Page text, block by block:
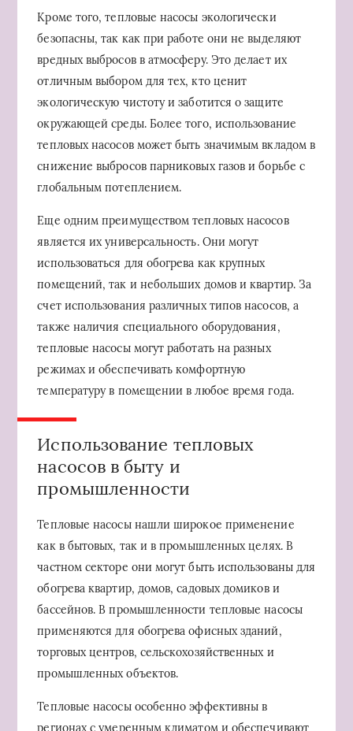
Кроме того, тепловые насосы экологически
безопасны, так как при работе они не выделяют
вредных выбросов в атмосферу. Это делает их
отличным выбором для тех, кто ценит
экологическую чистоту и заботится о защите
окружающей среды. Более того, использование
тепловых насосов может быть значимым вкладом в
снижение выбросов парниковых газов и борьбе с
глобальным потеплением.
Еще одним преимуществом тепловых насосов
является их универсальность. Они могут
использоваться для обогрева как крупных
помещений, так и небольших домов и квартир. За
счет использования различных типов насосов, а
также наличия специального оборудования,
тепловые насосы могут работать на разных
режимах и обеспечивать комфортную
температуру в помещении в любое время года.
Использование тепловых
насосов в быту и
промышленности
Тепловые насосы нашли широкое применение
как в бытовых, так и в промышленных целях. В
частном секторе они могут быть использованы для
обогрева квартир, домов, садовых домиков и
бассейнов. В промышленности тепловые насосы
применяются для обогрева офисных зданий,
торговых центров, сельскохозяйственных и
промышленных объектов.
Тепловые насосы особенно эффективны в
регионах с умеренным климатом и обеспечивают